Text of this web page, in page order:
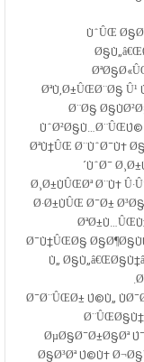
ÙˆÛŒ
ØªÙ‚Ø±ÛŒØ¨Ø§
Ø¨Ø§
ÙˆØ²Ø§Ù…Ø¨ÛŒÚ©
ØªÙ†ÛŒ Ø¨ÙˆØ¯Ù‡
´ÙˆØ¯
Ø¸Ø±ÙÛŒØª Ø¨Ù‡
Ø·Ø±ÙÛŒ Ø¯Ø±
Ø¯Ù†ÛŒØ§
Ù„
Ø¯Ø¨ÛŒØ± Ú©Ù„
ØµØ§Ø¯Ø±Ø§Øª
Ø§Ø³Øª Ú©Ù‡